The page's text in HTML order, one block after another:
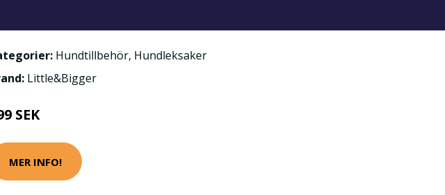
Hundtillbehör, Hundleksaker
Little&Bigger
SEK
MER INFO!